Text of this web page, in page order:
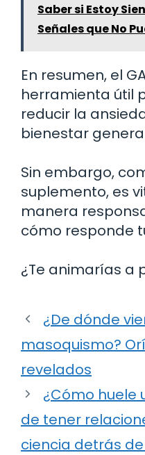
Saber si Estoy
Señales que No
En resumen, el
herramienta útil
reducir la
bienestar
Sin embargo,
suplemento, es
manera
cómo responde
¿Te animarías a
¿De dónde
masoquismo?
revelados
¿Cómo huele
de tener
ciencia detrás